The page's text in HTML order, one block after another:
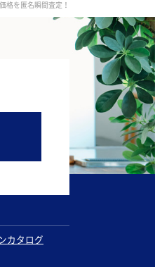
格を匿名瞬間査定！
カタログ